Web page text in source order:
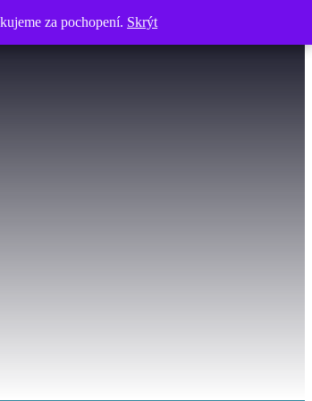
za pochopení. Skrýt
za pochopení. Skrýt